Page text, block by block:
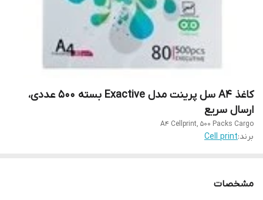
کاغذ A4 سل پرینت مدل Exactive بسته 500 عددی،
ارسال سریع
A4 Cellprint, 500 Packs Cargo
برند:Cell print
مشخصات